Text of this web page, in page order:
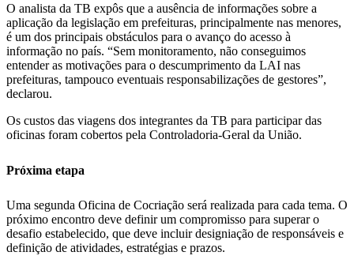
O analista da TB expôs que a ausência de informações sobre a
aplicação da legislação em prefeituras, principalmente nas menores,
é um dos principais obstáculos para o avanço do acesso à
informação no país. “Sem monitoramento, não conseguimos
entender as motivações para o descumprimento da LAI nas
prefeituras, tampouco eventuais responsabilizações de gestores”,
declarou.
Os custos das viagens dos integrantes da TB para participar das
oficinas foram cobertos pela Controladoria-Geral da União.
Próxima etapa
Uma segunda Oficina de Cocriação será realizada para cada tema. O
próximo encontro deve definir um compromisso para superar o
desafio estabelecido, que deve incluir designiação de responsáveis e
definição de atividades, estratégias e prazos.